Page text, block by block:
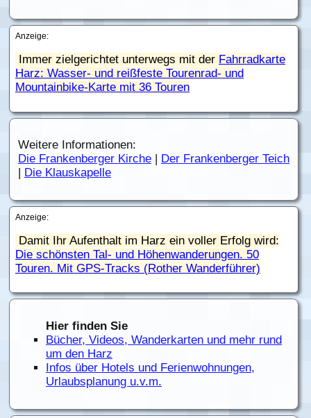
Anzeige:
Immer zielgerichtet unterwegs mit der Fahrradkarte
Harz: Wasser- und reißfeste Tourenrad- und
Mountainbike-Karte mit 36 Touren
Weitere Informationen:
Die Frankenberger Kirche
Der Frankenberger Teich
Die Klauskapelle
Anzeige:
Damit Ihr Aufenthalt im Harz ein voller Erfolg wird:
Die schönsten Tal- und Höhenwanderungen. 50
Touren. Mit GPS-Tracks (Rother Wanderführer)
Hier finden Sie
Bücher, Videos, Wanderkarten und mehr rund
um den Harz
Infos über Hotels und Ferienwohnungen,
Urlaubsplanung u.v.m.